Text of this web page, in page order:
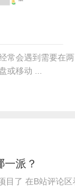
常会遇到需要在
或移动 ...
一派？
目了 在B站评论